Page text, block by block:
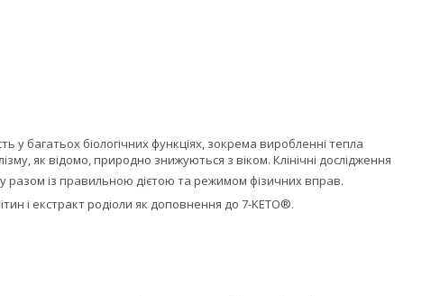
у багатьох біологічних функціях, зокрема виробленні тепла
як відомо, природно знижуються з віком. Клінічні дослідження
разом із правильною дієтою та режимом фізичних вправ.
і екстракт родіоли як доповнення до 7-KETO®.